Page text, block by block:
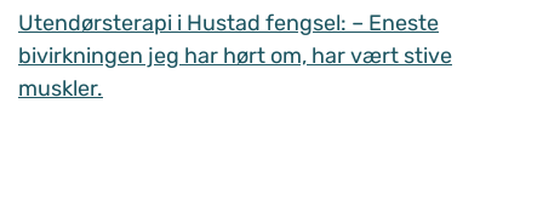
Utendørsterapi i Hustad fengsel: – Eneste
bivirkningen jeg har hørt om, har vært stive
muskler.